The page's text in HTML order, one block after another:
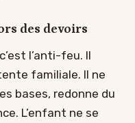
des devoirs
l’anti-feu. Il
familiale. Il ne
bases, redonne du
L’enfant ne se